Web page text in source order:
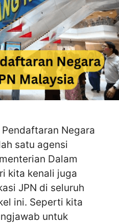
Negara
satu agensi
Dalam
kita kenali juga
JPN di seluruh
ini. Seperti kita
untuk